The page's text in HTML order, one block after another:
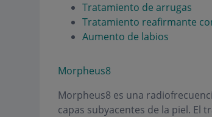
Tratamiento de arrugas
Tratamiento reafirmante
Aumento de labios
Morpheus8
Morpheus8 es una
capas subyacentes de la piel. El